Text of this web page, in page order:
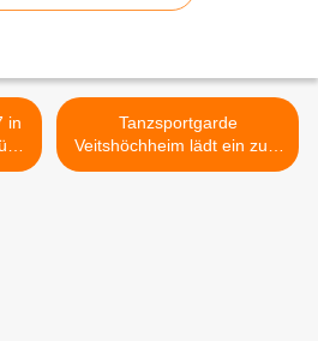
Tanzsportgarde
Veitshöchheim lädt ein zum
Flohmarkt am 1. Juli 2018 >